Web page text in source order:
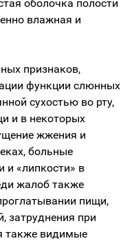
оболочка полости
влажная и
признаков,
функции слюнных
сухостью во рту,
и в некоторых
жжения и
больные
и «липкости» в
жалоб также
пищи,
затруднения при
также видимые